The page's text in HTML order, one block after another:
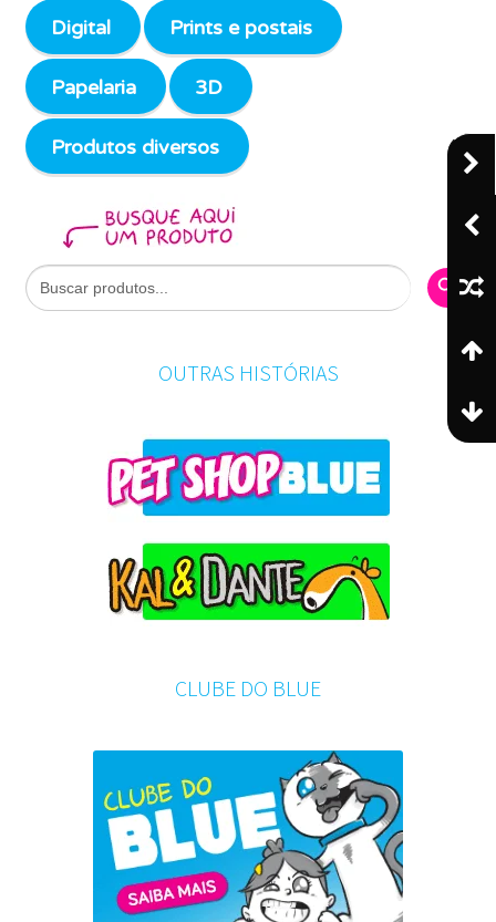
Digital Prints e postais
Papelaria 3D
Produtos diversos
Search
for:
OUTRAS HISTÓRIAS
CLUBE DO BLUE